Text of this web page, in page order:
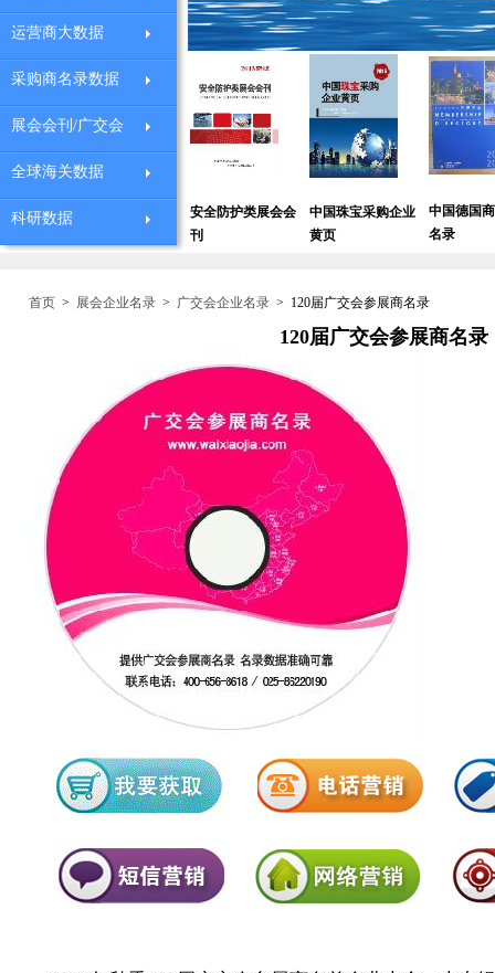
深圳外贸企业黄页
安全防护类展会会
中国珠宝采购企业
中国德国商会会员
运营商大数据
采购商名录数据
展会会刊/广交会
全球海关数据
科研数据
首页 > 展会企业名录 > 广交会企业名录 > 120届广交会参展商名录
120届广交会参展商名录